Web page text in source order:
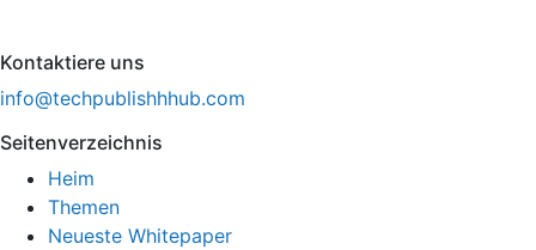
Kontaktiere uns
info@techpublishhhub.com
Seitenverzeichnis
Heim
Themen
Neueste Whitepaper